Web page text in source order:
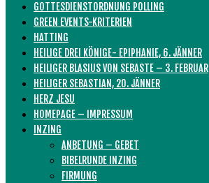
GOTTESDIENSTORDNUNG POLLING
GREEN EVENTS-KRITERIEN
HATTING
HEILIGE DREI KÖNIGE- EPIPHANIE, 6. JÄNNER
HEILIGER BLASIUS VON SEBASTE – 3. FEBRUAR
HEILIGER SEBASTIAN, 20. JÄNNER
HERZ JESU
HOMEPAGE – IMPRESSUM
INZING
ANBETUNG – GEBET
BIBELRUNDE INZING
FIRMUNG